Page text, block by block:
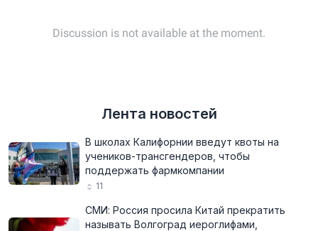
Лента новостей
В школах Калифорнии введут квоты на
учеников-трансгендеров, чтобы
поддержать фармкомпании
11
СМИ: Россия просила Китай прекратить
называть Волгоград иероглифами,